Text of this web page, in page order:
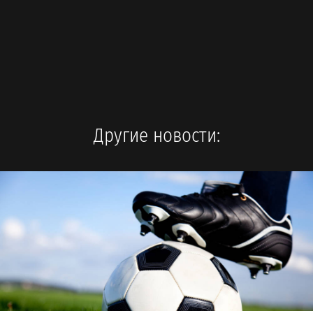
Другие новости: